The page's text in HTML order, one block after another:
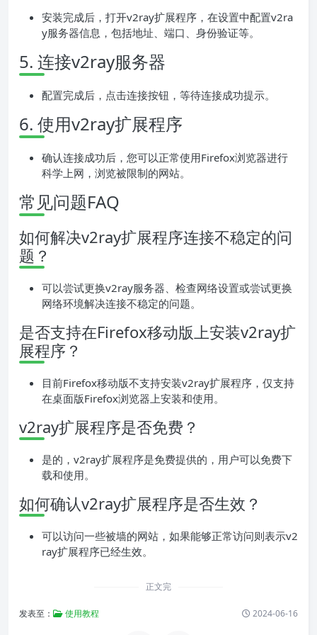
安装完成后，打开v2ray扩展程序，在设置中配置v2ra
y服务器信息，包括地址、端口、身份验证等。
5. 连接v2ray服务器
配置完成后，点击连接按钮，等待连接成功提示。
6. 使用v2ray扩展程序
确认连接成功后，您可以正常使用Firefox浏览器进行
科学上网，浏览被限制的网站。
常见问题FAQ
如何解决v2ray扩展程序连接不稳定的问
题？
可以尝试更换v2ray服务器、检查网络设置或尝试更换
网络环境解决连接不稳定的问题。
是否支持在Firefox移动版上安装v2ray扩
展程序？
目前Firefox移动版不支持安装v2ray扩展程序，仅支持
在桌面版Firefox浏览器上安装和使用。
v2ray扩展程序是否免费？
是的，v2ray扩展程序是免费提供的，用户可以免费下
载和使用。
如何确认v2ray扩展程序是否生效？
可以访问一些被墙的网站，如果能够正常访问则表示v2
ray扩展程序已经生效。
正文完
发表至： 使用教程 2024-06-16